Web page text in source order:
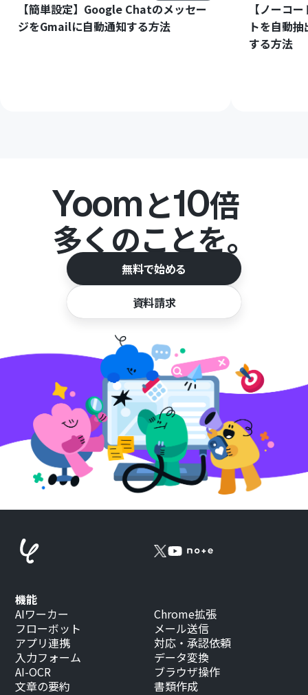
【簡単設定】Google Chatのメッセー
ジをGmailに自動通知する方法
【ノーコ
トを自動
する方法
Yoomと10倍
多くのことを。
無料で始める
資料請求
機能
AIワーカー
フローボット
アプリ連携
入力フォーム
AI-OCR
文章の要約
Chrome拡張
メール送信
対応・承認依頼
データ変換
ブラウザ操作
書類作成